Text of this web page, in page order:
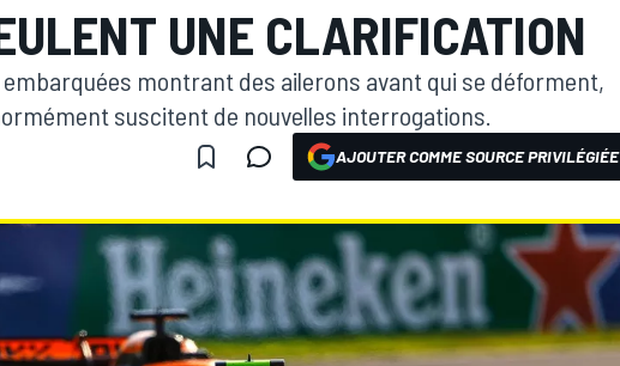
UNE CLARIFICATION
montrant des ailerons avant qui se déforment,
suscitent de nouvelles interrogations.
AJOUTER COMME SOURCE PRIVILÉGIÉE